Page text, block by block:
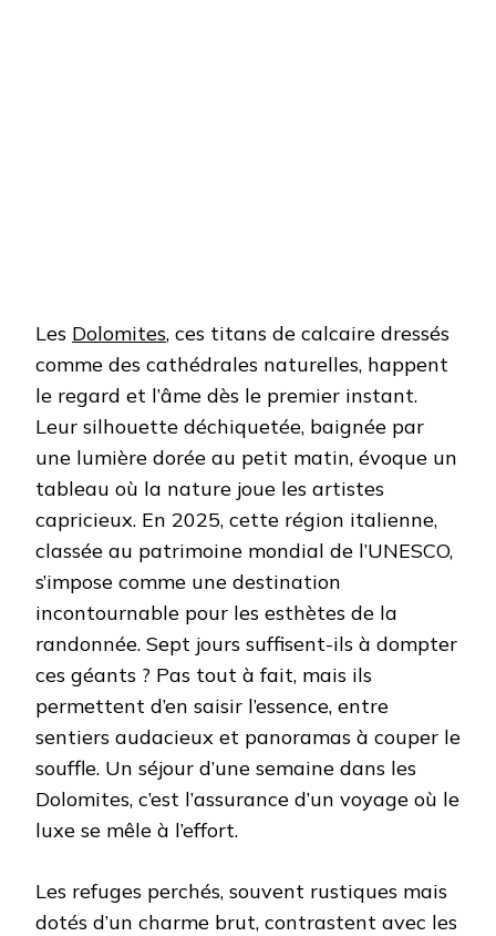
Les Dolomites, ces titans de calcaire dressés
comme des cathédrales naturelles, happent
le regard et l’âme dès le premier instant.
Leur silhouette déchiquetée, baignée par
une lumière dorée au petit matin, évoque un
tableau où la nature joue les artistes
capricieux. En 2025, cette région italienne,
classée au patrimoine mondial de l’UNESCO,
s’impose comme une destination
incontournable pour les esthètes de la
randonnée. Sept jours suffisent-ils à dompter
ces géants ? Pas tout à fait, mais ils
permettent d’en saisir l’essence, entre
sentiers audacieux et panoramas à couper le
souffle. Un séjour d’une semaine dans les
Dolomites, c’est l’assurance d’un voyage où le
luxe se mêle à l’effort.
Les refuges perchés, souvent rustiques mais
dotés d’un charme brut, contrastent avec les